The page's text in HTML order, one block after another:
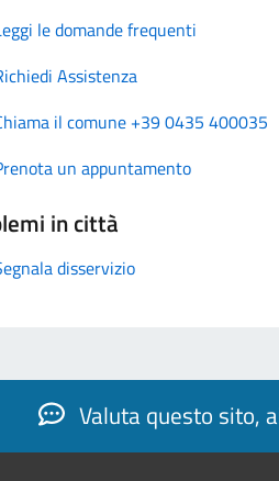
le domande frequenti
Assistenza
il comune +39 0435 400035
un appuntamento
in città
disservizio
Valuta questo sito,